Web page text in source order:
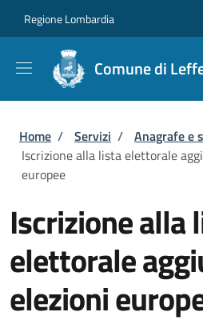
Regione Lombardia
Comune di
Briciole di pane
Home / Servizi / Anagrafe e
Iscrizione alla lista elettorale
europee
Iscrizione alla
elettorale
elezioni